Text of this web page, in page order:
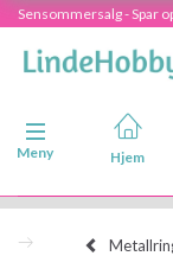
Sensommersalg - Spar
Veksle navigasjon
Meny
Hjem